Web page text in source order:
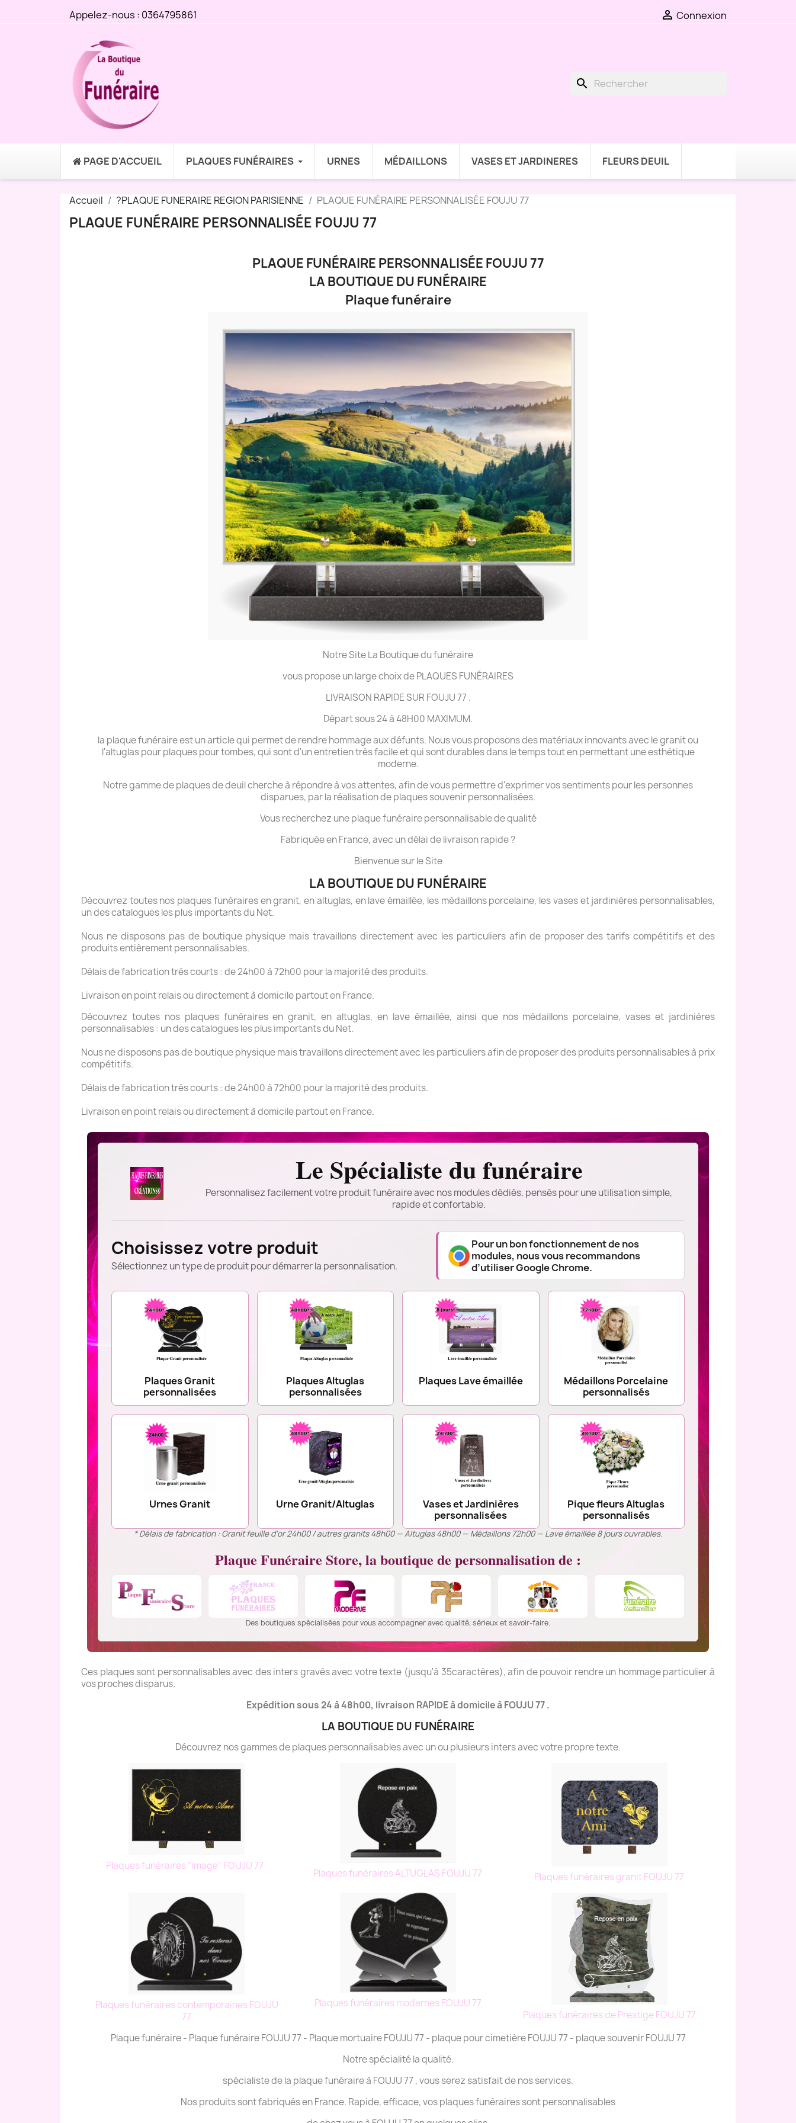
Appelez-nous : 0364795861  Connexion
search
PAGE D'ACCUEIL PLAQUES FUNÉRAIRES URNES MÉDAILLONS VASES ET JARDINERES FLEURS DEUIL
Accueil ?PLAQUE FUNERAIRE REGION PARISIENNE PLAQUE FUNÉRAIRE PERSONNALISÉE FOUJU 77
PLAQUE FUNÉRAIRE PERSONNALISÉE FOUJU 77
PLAQUE FUNÉRAIRE PERSONNALISÉE FOUJU 77
LA BOUTIQUE DU FUNÉRAIRE
Plaque funéraire
Notre Site La Boutique du funéraire
vous propose un large choix de PLAQUES FUNÉRAIRES
LIVRAISON RAPIDE SUR FOUJU 77 .
Départ sous 24 à 48H00 MAXIMUM.
la plaque funéraire est un article qui permet de rendre hommage aux défunts. Nous vous proposons des matériaux innovants avec le granit ou
l'altuglas pour plaques pour tombes, qui sont d'un entretien très facile et qui sont durables dans le temps tout en permettant une esthétique
moderne.
Notre gamme de plaques de deuil cherche à répondre à vos attentes, afin de vous permettre d'exprimer vos sentiments pour les personnes
disparues, par la réalisation de plaques souvenir personnalisées.
Vous recherchez une plaque funéraire personnalisable de qualité
Fabriquée en France, avec un délai de livraison rapide ?
Bienvenue sur le Site
LA BOUTIQUE DU FUNÉRAIRE
Découvrez toutes nos plaques funéraires en granit, en altuglas, en lave émaillée, les médaillons porcelaine, les vases et jardinières personnalisables,
un des catalogues les plus importants du Net.
Nous ne disposons pas de boutique physique mais travaillons directement avec les particuliers afin de proposer des tarifs compétitifs et des
produits entièrement personnalisables.
Délais de fabrication très courts : de 24h00 à 72h00 pour la majorité des produits.
Livraison en point relais ou directement à domicile partout en France.
Découvrez toutes nos plaques funéraires en granit, en altuglas, en lave émaillée, ainsi que nos médaillons porcelaine, vases et jardinières
personnalisables : un des catalogues les plus importants du Net.
Nous ne disposons pas de boutique physique mais travaillons directement avec les particuliers afin de proposer des produits personnalisables à prix
compétitifs.
Délais de fabrication très courts : de 24h00 à 72h00 pour la majorité des produits.
Livraison en point relais ou directement à domicile partout en France.
Le Spécialiste du funéraire
Personnalisez facilement votre produit funéraire avec nos modules dédiés, pensés pour une utilisation simple,
rapide et confortable.
Choisissez votre produit
Sélectionnez un type de produit pour démarrer la personnalisation.
Pour un bon fonctionnement de nos
modules, nous vous recommandons
d’utiliser Google Chrome.
Plaques Granit
personnalisées
Plaques Altuglas
personnalisées
Plaques Lave émaillée
Médaillons Porcelaine
personnalisés
Urnes Granit Urne Granit/Altuglas
Vases et Jardinières
personnalisées
Pique fleurs Altuglas
personnalisés
* Délais de fabrication : Granit feuille d’or 24h00 / autres granits 48h00 — Altuglas 48h00 — Médaillons 72h00 — Lave émaillée 8 jours ouvrables.
Plaque Funéraire Store, la boutique de personnalisation de :
Des boutiques spécialisées pour vous accompagner avec qualité, sérieux et savoir-faire.
Ces plaques sont personnalisables avec des inters gravés avec votre texte (jusqu'à 35caractères), afin de pouvoir rendre un hommage particulier à
vos proches disparus.
Expédition sous 24 à 48h00, livraison RAPIDE à domicile à FOUJU 77 .
LA BOUTIQUE DU FUNÉRAIRE
Découvrez nos gammes de plaques personnalisables avec un ou plusieurs inters avec votre propre texte.
Plaques funéraires "image" FOUJU 77
Plaques funéraires ALTUGLAS FOUJU 77 Plaques funéraires granit FOUJU 77
Plaques funéraires contemporaines FOUJU
77
Plaques funéraires modernes FOUJU 77
Plaques funéraires de Prestige FOUJU 77
Plaque funéraire - Plaque funéraire FOUJU 77 - Plaque mortuaire FOUJU 77 - plaque pour cimetière FOUJU 77 - plaque souvenir FOUJU 77
Notre spécialité la qualité.
spécialiste de la plaque funéraire à FOUJU 77 , vous serez satisfait de nos services.
Nos produits sont fabriqués en France. Rapide, efficace, vos plaques funéraires sont personnalisables